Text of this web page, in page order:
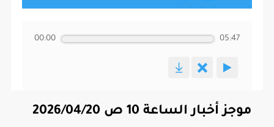
00:00 05:47
موجز أخبار الساعة 10 ص 2026/04/20